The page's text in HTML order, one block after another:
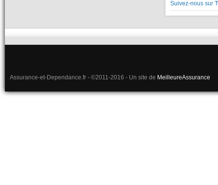
Suivez-nous sur
Assurance-et-Dependance.fr - ©2011-2016 - Un site de MeilleureAssurance